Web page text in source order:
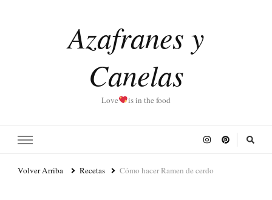
Azafranes y
Canelas
Love is in the food
Volver Arriba Recetas Cómo hacer Ramen de cerdo